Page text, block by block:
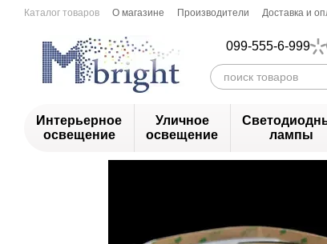
Перейти к основному контенту
Каталог товаров О магазине Производители Доставка и
099-555-6-999
Интерьерное
освещение
Уличное
освещение
лампы